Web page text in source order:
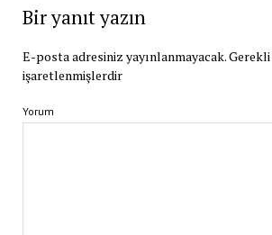
Bir yanıt yazın
E-posta adresiniz yayınlanmayacak.
işaretlenmişlerdir
Yorum